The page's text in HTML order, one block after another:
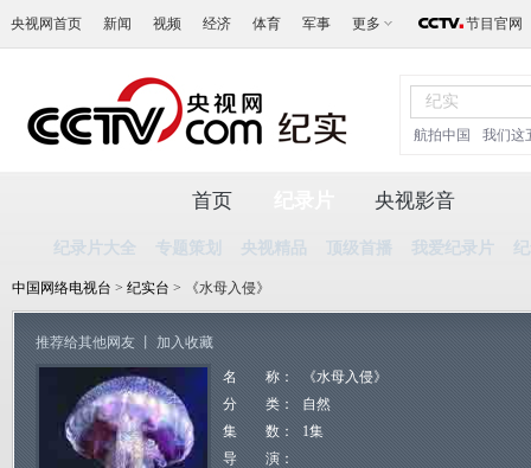
央视网首页 新闻 视频 经济 体育 军事 更多 节目官网
航拍中国 我们这
首页
纪录片大全 专题策划 央视精品 顶级首播 我爱纪录片
央视影音
中国网络电视台 > 纪实台 > 《水母入侵》
推荐给其他网友 加入收藏
名 称：
《水母入侵》
分 类：
自然
集 数：
1集
导 演：